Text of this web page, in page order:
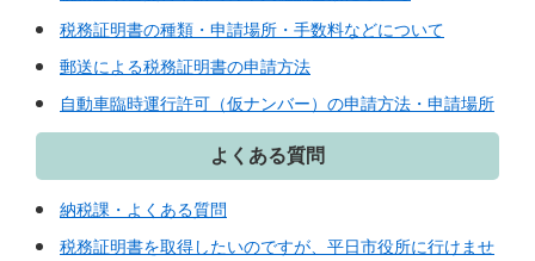
税務証明書の種類・申請場所・手数料などについて
郵送による税務証明書の申請方法
自動車臨時運行許可（仮ナンバー）の申請方法・申請場所
よくある質問
納税課・よくある質問
税務証明書を取得したいのですが、平日市役所に行けませ